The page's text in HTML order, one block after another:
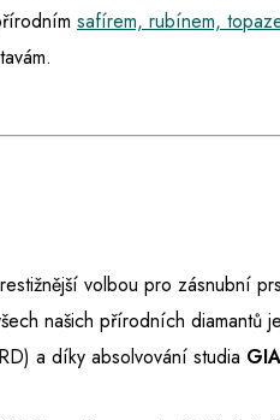
safírem, rubínem,
volbou pro zásnubní
našich přírodních diamantů
a díky absolvování studia